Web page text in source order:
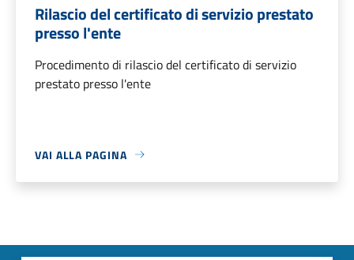
Rilascio del certificato di servizio prestato
presso l'ente
Procedimento di rilascio del certificato di servizio
prestato presso l'ente
VAI ALLA PAGINA